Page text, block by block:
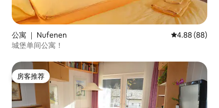
公寓 ｜ Nufenen 平均评分 4.88
4.88 (88)
城堡单间公寓！
房客推荐
房客推荐